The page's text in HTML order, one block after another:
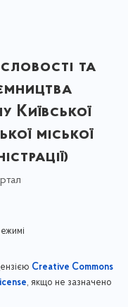
та
Київської
міської
Creative Commons
, якщо не зазначено